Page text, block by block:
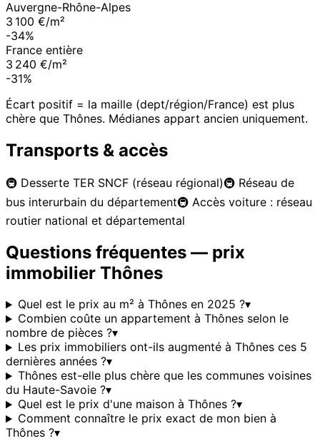
Auvergne-Rhône-Alpes
3 100 €/m²
-34%
France entière
3 240 €/m²
-31%
Écart positif = la maille (dept/région/France) est plus
chère que Thônes. Médianes appart ancien uniquement.
Transports & accès
🚇 Desserte TER SNCF (réseau régional)🚇 Réseau de
bus interurbain du département🚇 Accès voiture : réseau
routier national et départemental
Questions fréquentes — prix
immobilier Thônes
Quel est le prix au m² à Thônes en 2025 ?▾
Combien coûte un appartement à Thônes selon le
nombre de pièces ?▾
Les prix immobiliers ont-ils augmenté à Thônes ces 5
dernières années ?▾
Thônes est-elle plus chère que les communes voisines
du Haute-Savoie ?▾
Quel est le prix d'une maison à Thônes ?▾
Comment connaître le prix exact de mon bien à
Thônes ?▾